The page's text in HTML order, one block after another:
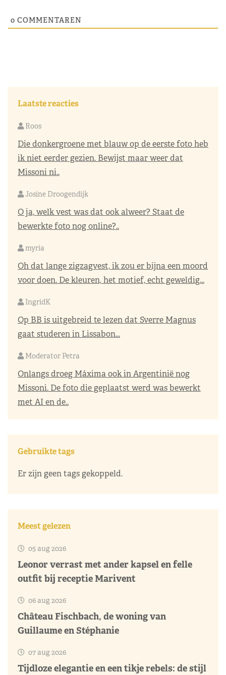
0 COMMENTAREN
Laatste reacties
Roos
Die donkergroene met blauw op de eerste foto heb
ik niet eerder gezien. Bewijst maar weer dat
Missoni ni..
Josine Droogendijk
O ja, welk vest was dat ook alweer? Staat de
bewerkte foto nog online?..
myria
Oh dat lange zigzagvest, ik zou er bijna een moord
voor doen. De kleuren, het motief, echt geweldig...
IngridK
Op BB is uitgebreid te lezen dat Sverre Magnus
gaat studeren in Lissabon...
Moderator Petra
Onlangs droeg Máxima ook in Argentinië nog
Missoni. De foto die geplaatst werd was bewerkt
met AI en de..
Gebruikte tags
Er zijn geen tags gekoppeld.
Meest gelezen
05 aug 2026
Leonor verrast met ander kapsel en felle
outfit bij receptie Marivent
06 aug 2026
Château Fischbach, de woning van
Guillaume en Stéphanie
07 aug 2026
Tijdloze elegantie en een tikje rebels: de stijl